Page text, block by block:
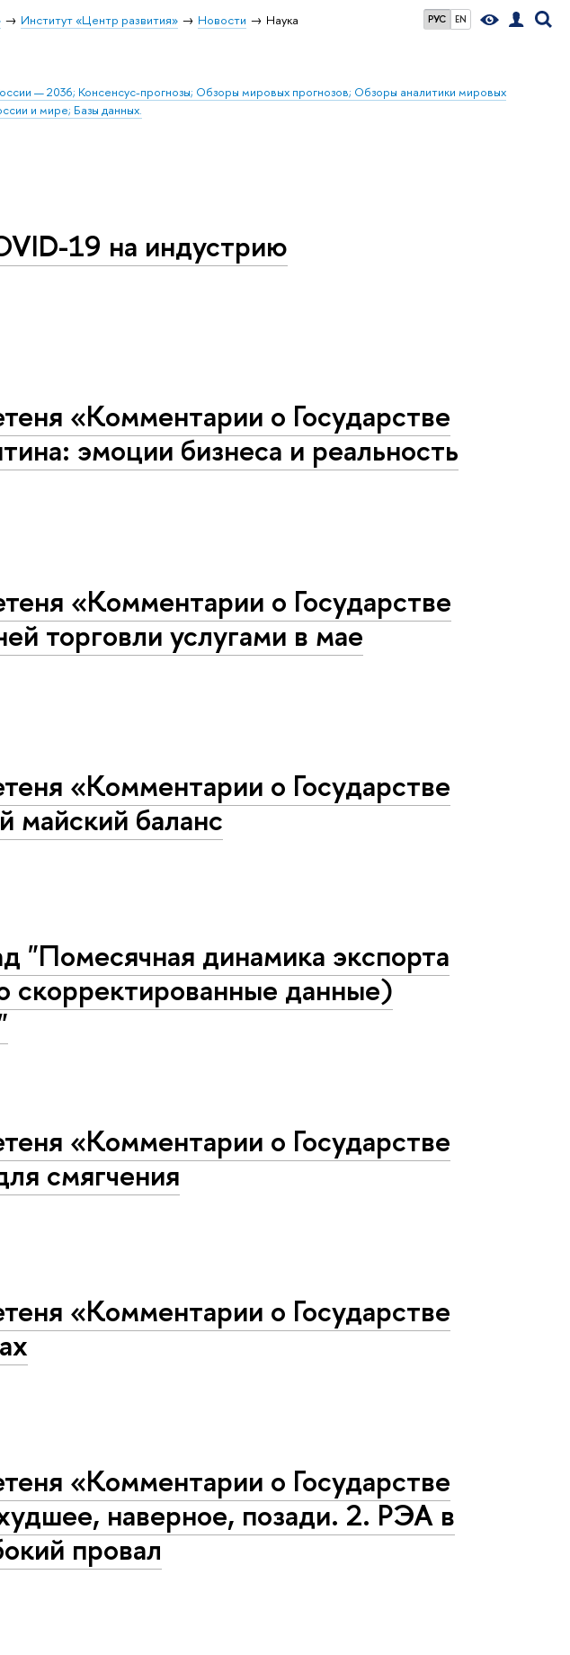
РУС EN
Институт «Центр развития» Новости Наука
— 2036; Консенсус-прогнозы; Обзоры мировых прогнозов; Обзоры аналитики мировых
и мире; Базы данных.
19 на индустрию
«Комментарии о Государстве
эмоции бизнеса и реальность
«Комментарии о Государстве
торговли услугами в мае
«Комментарии о Государстве
майский баланс
"Помесячная динамика экспорта
скорректированные данные)
«Комментарии о Государстве
смягчения
«Комментарии о Государстве
«Комментарии о Государстве
наверное, позади. 2. РЭА в
провал